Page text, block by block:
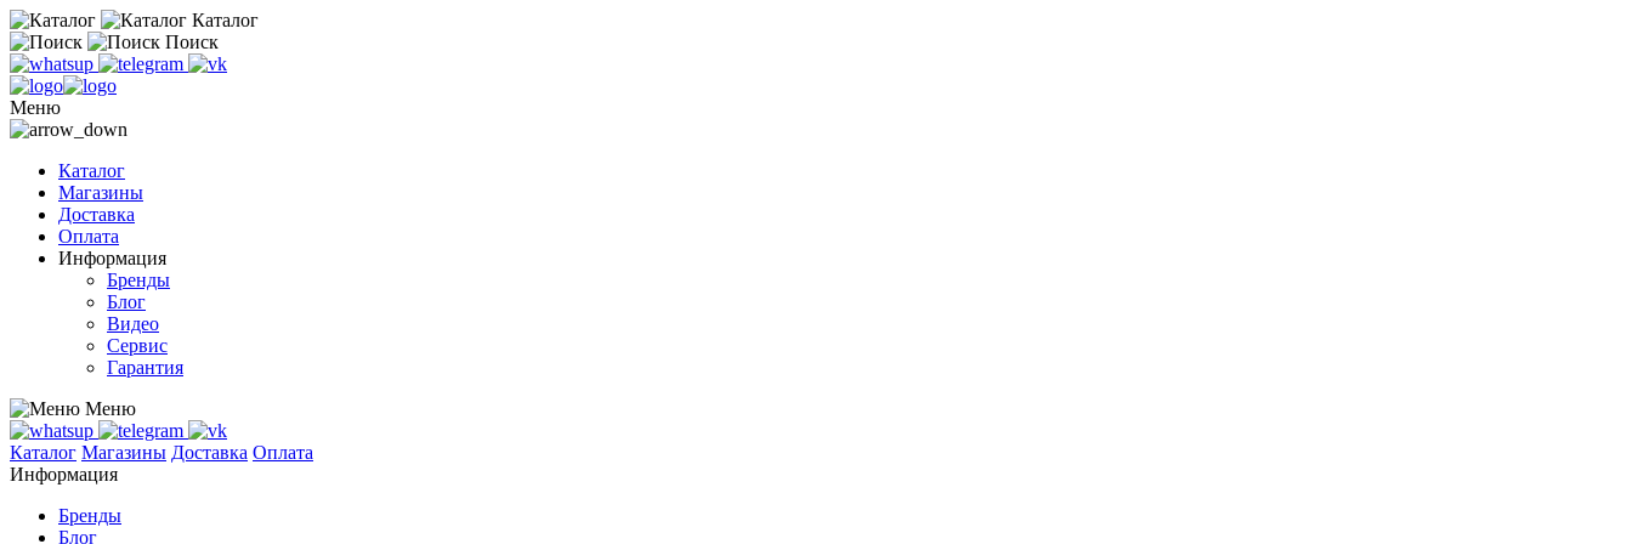
Каталог
Поиск
Меню
Каталог
Магазины
Доставка
Оплата
Информация
Бренды
Блог
Видео
Сервис
Гарантия
Меню
Каталог Магазины Доставка Оплата
Информация
Бренды
Блог